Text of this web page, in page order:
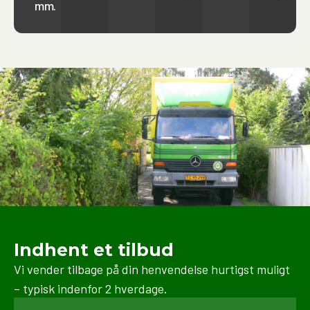
erhvervsflytninger, herunder ned pakning, transport
og opbevaring. Vi sørger altid for at bruge de rette
under hele processen.
mm.
Indhent et tilbud
Vi vender tilbage på din henvendelse hurtigst muligt
– typisk indenfor 2 hverdage.